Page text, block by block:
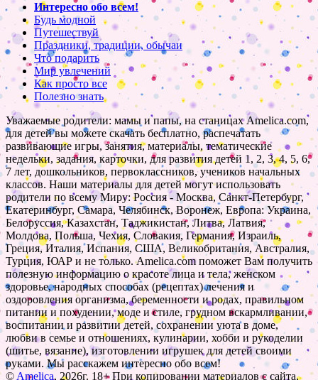
Интересно обо всем!
Будь модной
Путешествуй
Праздники, традиции, обычаи
Что подарить
Мир увлечений
Как просто все
Полезно знать
Уважаемые родители: мамы и папы, на станицах Amelica.com,
для детей вы можете скачать бесплатно, распечатать
развивающие игры, занятия, материалы, тематические
недельки, задания, карточки, для развития детей 1, 2, 3, 4, 5, 6,
7 лет, дошкольников, первоклассников, учеников начальных
классов. Наши материалы для детей могут использовать
родители по всему Миру: Россия - Москва, Санкт-Петербург,
Екатеринбург, Самара, Челябинск, Воронеж, Европа: Украина,
Белоруссия, Казахстан, Таджикистан, Литва, Латвия,
Молдова, Польша, Чехия, Словакия, Германия, Израиль,
Греция, Италия, Испания, США, Великобритания, Австралия,
Турция, ЮАР и не только. Amelica.com поможет Вам получить
полезную информацию о красоте лица и тела, женском
здоровье, народных способах (рецептах) лечения и
оздоровления организма, беременности и родах, правильном
питании и похудении, моде и стиле, грудном вскармливании,
воспитании и развитии детей, сохранении уюта в доме,
любви в семье и отношениях, кулинарии, хобби и рукоделии
(шитье, вязание), изготовлении игрушек для детей своими
руками. Мы расскажем интересно обо всем!
© Amelica, 2026г. 18+ При копировании материалов с сайта,